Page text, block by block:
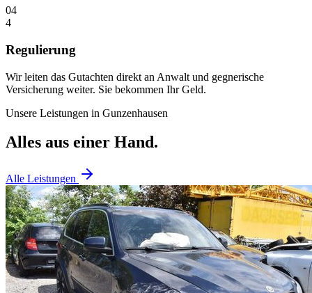
04
4
Regulierung
Wir leiten das Gutachten direkt an Anwalt und gegnerische
Versicherung weiter. Sie bekommen Ihr Geld.
Unsere Leistungen in Gunzenhausen
Alles aus einer Hand.
Alle Leistungen